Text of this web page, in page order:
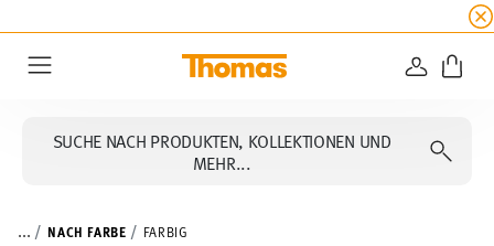
☀️ Bis zu 45% Rabatt auf alle
SUCHE NACH PRODUKTEN, KOLLEKTIONEN UND
MEHR...
... NACH FARBE FARBIG